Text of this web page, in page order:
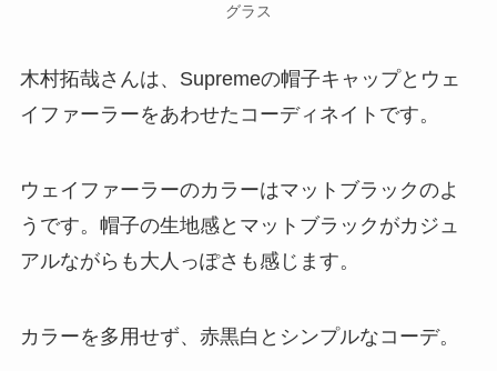
グラス
木村拓哉さんは、Supremeの帽子キャップとウェ
イファーラーをあわせたコーディネイトです。
ウェイファーラーのカラーはマットブラックのよ
うです。帽子の生地感とマットブラックがカジュ
アルながらも大人っぽさも感じます。
カラーを多用せず、赤黒白とシンプルなコーデ。